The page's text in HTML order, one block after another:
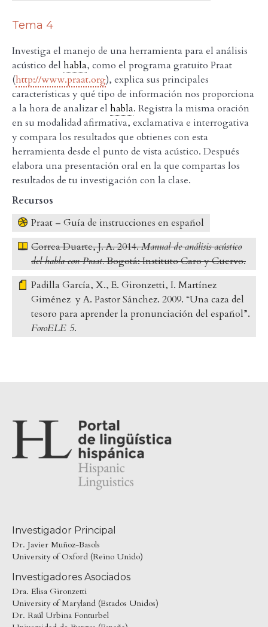
Tema 4
Investiga el manejo de una herramienta para el análisis
acústico del habla, como el programa gratuito Praat
(http://www.praat.org), explica sus principales
características y qué tipo de información nos proporciona
a la hora de analizar el habla. Registra la misma oración
en su modalidad afirmativa, exclamativa e interrogativa
y compara los resultados que obtienes con esta
herramienta desde el punto de vista acústico. Después
elabora una presentación oral en la que compartas los
resultados de tu investigación con la clase.
Recursos
Praat – Guía de instrucciones en español
Correa Duarte, J. A. 2014.Manual de análisis acústico
del habla con Praat.Bogotá: Instituto Caro y Cuervo.
Padilla García, X., E. Gironzetti, I. Martínez
Giménez y A. Pastor Sánchez. 2009. “Una caza del
tesoro para aprender la pronunciación del español”.
ForoELE 5.
Investigador Principal
Dr. Javier Muñoz-Basols
University of Oxford (Reino Unido)
Investigadores Asociados
Dra. Elisa Gironzetti
University of Maryland (Estados Unidos)
Dr. Raúl Urbina Fonturbel